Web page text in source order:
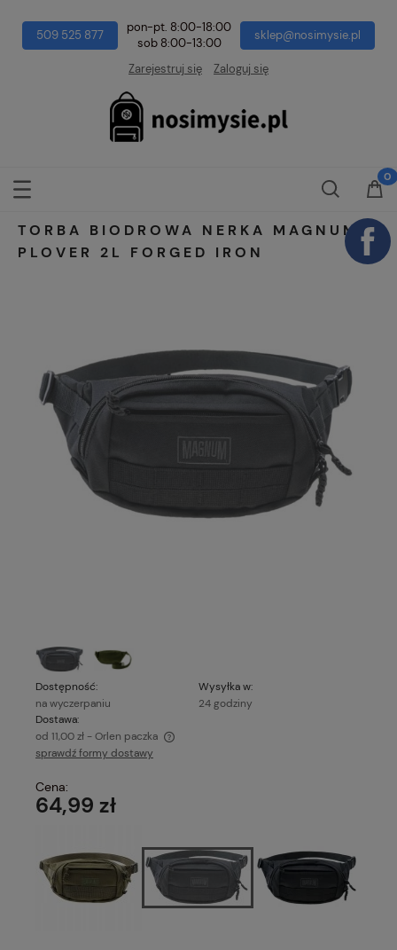
509 525 877
pon-pt. 8:00-18:00
sob 8:00-13:00
sklep@nosimysie.pl
Zarejestruj się Zaloguj się
TORBA BIODROWA NERKA MAGNUM
PLOVER 2L FORGED IRON
Dostępność:
na wyczerpaniu
Wysyłka w:
24 godziny
Dostawa:
od 11,00 zł - Orlen paczka
Cena nie zawiera ewentualnych kosztów płatności
sprawdź formy dostawy
Cena:
64,99 zł